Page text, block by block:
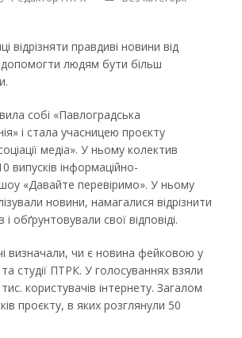
відрізняти правдиві новини від
людям бути більш
собі «Павлоградська
і стала учасницею проєкту
медіа». У ньому колектив
випусків інформаційно-
«Давайте перевіримо». У ньому
новини, намагалися відрізнити
і обґрунтовували свої відповіді.
визначали, чи є новина фейковою у
студії ПТРК. У голосуваннях взяли
користувачів інтернету. Загалом
проєкту, в яких розглянули 50